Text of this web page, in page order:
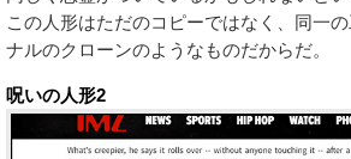
この人形はただのコピーではなく、同一
ナルのクローンのようなものだからだ。
呪いの人形2